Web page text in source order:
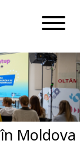
Moldova